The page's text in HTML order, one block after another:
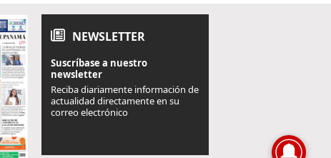
NEWSLETTER
Suscríbase a nuestro
newsletter
Reciba diariamente información de
actualidad directamente en su
correo electrónico